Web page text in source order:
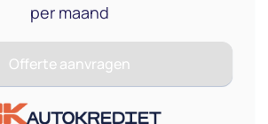
per maand
Offerte aanvragen